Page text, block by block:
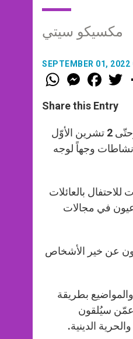
مكسيكو سيتي
SEPTEMBER 01, 2022
W
h
t
s
p
p
M
e
s
e
g
e
r
F
a
e
b
o
k
w
r
Share this Entry
سينعقد اللقاء العالمي الرابع عشر للعائلات في معرض “سانتا في” في “مكسيكو سيتي” مِن 30 أيلول وحتّى 2 تشرين الأوّل
5 آلاف شخص في الحدث، مع نشاطات وجهاً لوجه
بالعائلات
في مجالات
أكثر مِن 50 متكلّماً محلّياً ودولياً يبحثون عن خير الأشخاص
بطريقة
عمّن سيُلقون
الدينية.